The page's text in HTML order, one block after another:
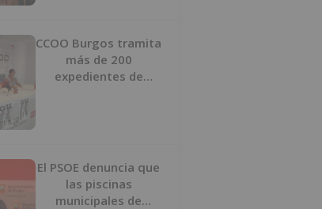
CCOO Burgos tramita
más de 200
expedientes de
El PSOE denuncia que
las piscinas
municipales de